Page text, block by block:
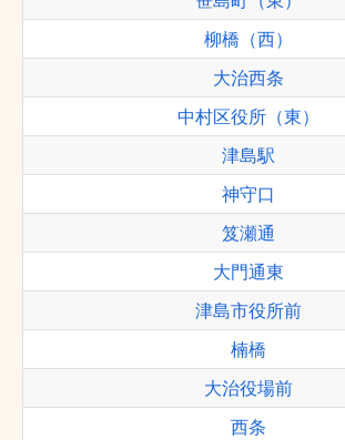
柳橋（西）
大治西条
中村区役所（東）
津島駅
神守口
笈瀬通
大門通東
津島市役所前
楠橋
大治役場前
西条